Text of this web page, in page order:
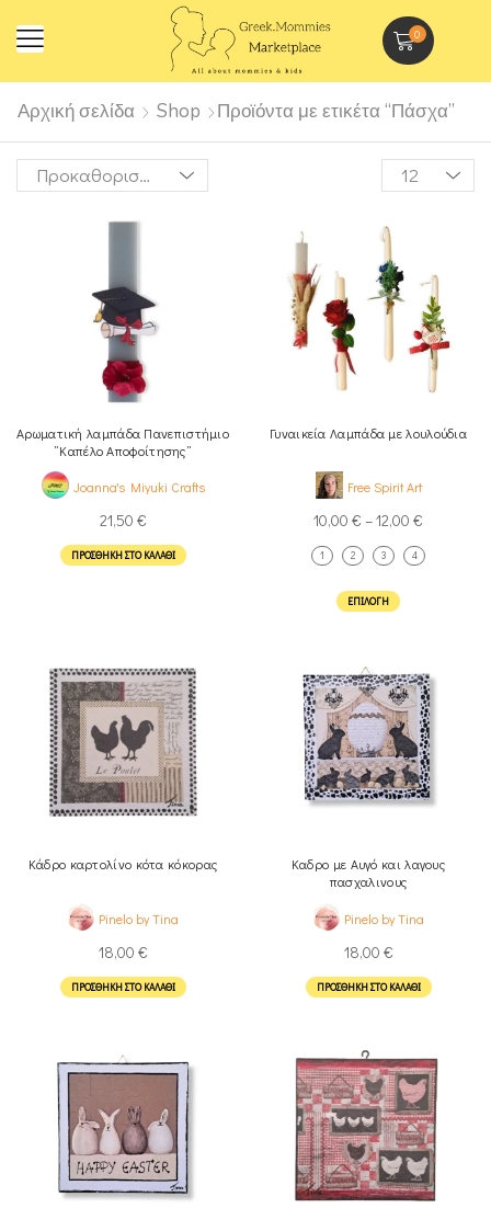
0
Αρχική σελίδα Shop Προϊόντα με ετικέτα “Πάσχα”
Αρωματική λαμπάδα Πανεπιστήμιο
”Καπέλο Αποφοίτησης”
Joanna's Miyuki Crafts
21,50 €
ΠΡΟΣΘΉΚΗ ΣΤΟ ΚΑΛΆΘΙ
Γυναικεία Λαμπάδα με λουλούδια
Free Spirit Art
10,00 € –12,00 €
1 2 3 4
ΕΠΙΛΟΓΉ
Κάδρο καρτολίνο κότα κόκορας
Pinelo by Tina
18,00 €
ΠΡΟΣΘΉΚΗ ΣΤΟ ΚΑΛΆΘΙ
Καδρο με Αυγό και λαγους
πασχαλινους
Pinelo by Tina
18,00 €
ΠΡΟΣΘΉΚΗ ΣΤΟ ΚΑΛΆΘΙ